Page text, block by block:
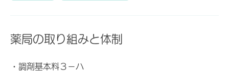
薬局の取り組みと体制
・調剤基本料３－ハ